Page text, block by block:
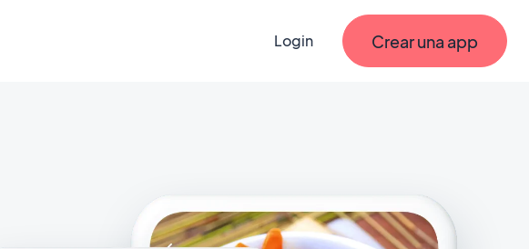
Login Crear una app